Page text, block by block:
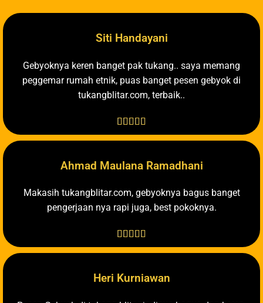
Siti Handayani
Gebyoknya keren banget pak tukang.. saya memang
peggemar rumah etnik, puas banget pesen gebyok di
tukangblitar.com, terbaik..
    
Ahmad Maulana Ramadhani
Makasih tukangblitar.com, gebyoknya bagus banget
pengerjaan nya rapi juga, best pokoknya.
    
Heri Kurniawan